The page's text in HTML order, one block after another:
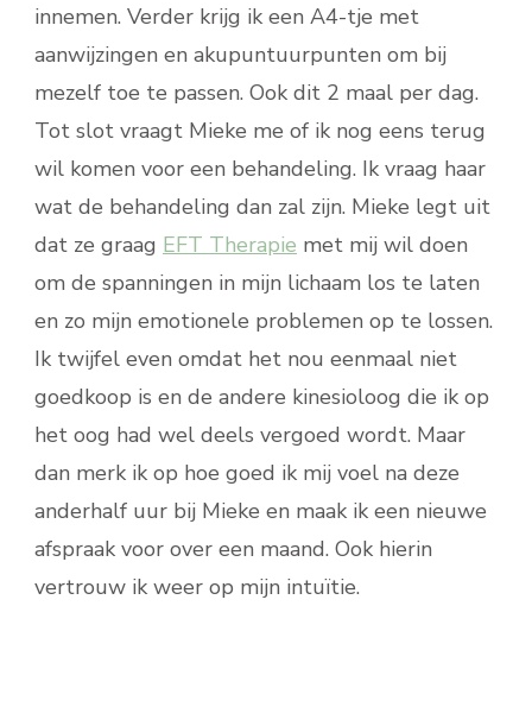
innemen. Verder krijg ik een A4-tje met
aanwijzingen en akupuntuurpunten om bij
mezelf toe te passen. Ook dit 2 maal per dag.
Tot slot vraagt Mieke me of ik nog eens terug
wil komen voor een behandeling. Ik vraag haar
wat de behandeling dan zal zijn. Mieke legt uit
dat ze graag EFT Therapie met mij wil doen
om de spanningen in mijn lichaam los te laten
en zo mijn emotionele problemen op te lossen.
Ik twijfel even omdat het nou eenmaal niet
goedkoop is en de andere kinesioloog die ik op
het oog had wel deels vergoed wordt. Maar
dan merk ik op hoe goed ik mij voel na deze
anderhalf uur bij Mieke en maak ik een nieuwe
afspraak voor over een maand. Ook hierin
vertrouw ik weer op mijn intuïtie.